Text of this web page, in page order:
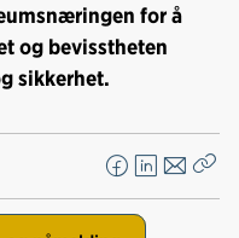
for å
og bevisstheten
sikkerhet.
F
a
L
i
E
-